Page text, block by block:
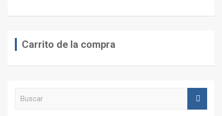
Carrito de la compra